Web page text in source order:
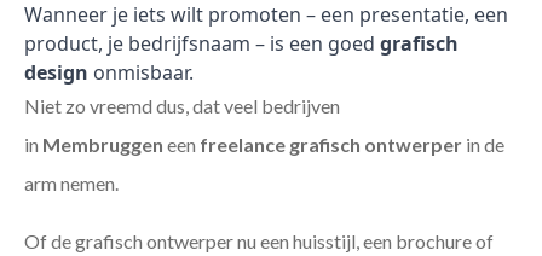
Wanneer je iets wilt promoten – een presentatie, een
product, je bedrijfsnaam – is een goed grafisch
design onmisbaar.
Niet zo vreemd dus, dat veel bedrijven
in Membruggen een freelance grafisch ontwerper in de
arm nemen.
Of de grafisch ontwerper nu een huisstijl, een brochure of